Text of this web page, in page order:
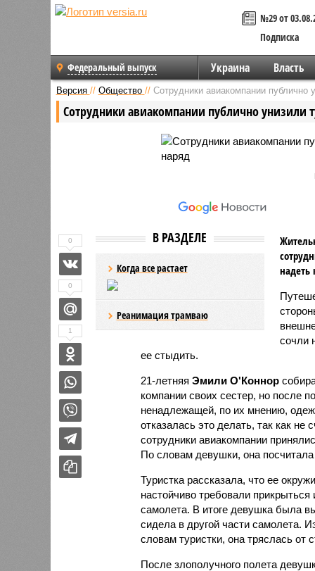
№29 от
Подписка
Федеральный выпуск Украина Власть
Версия // Общество // Сотрудники авиакомпании публично
Сотрудники авиакомпании публично унизили
В РАЗДЕЛЕ
Когда все растает
Реанимация трамваю
надеть
сочли
ее стыдить.
21-летняя Эмили О'Коннор
компании своих сестер, но после
ненадлежащей, по их мнению,
отказалась это делать, так как
сотрудники авиакомпании
По словам девушки, она
Туристка рассказала, что ее
настойчиво требовали
самолета. В итоге девушка была
сидела в другой части самолета.
словам туристки, она тряслась от
После злополучного полета
0
0
1